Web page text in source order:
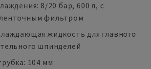
8/20 бар, 600 л, с
фильтром
жидкость для главного
шпинделей
104 мм